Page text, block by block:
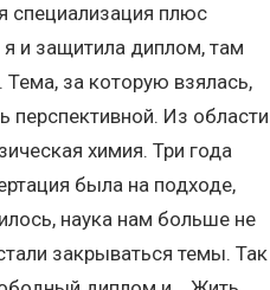
специализация плюс
и защитила диплом, там
Тема, за которую взялась,
перспективной. Из области
химия. Три года
была на подходе,
наука нам больше не
закрываться темы. Так